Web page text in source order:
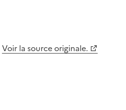
Voir la source originale.